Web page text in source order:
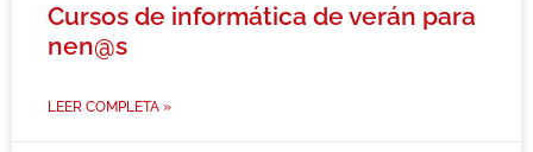
Cursos de informática de verán para
nen@s
LEER COMPLETA »